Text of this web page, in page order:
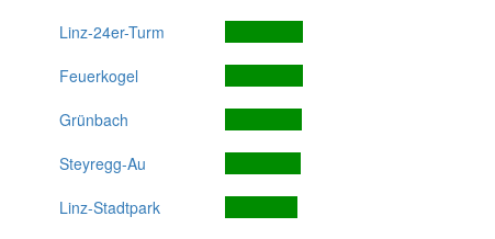
Linz-24er-Turm
Feuerkogel
Grünbach
Steyregg-Au
Linz-Stadtpark